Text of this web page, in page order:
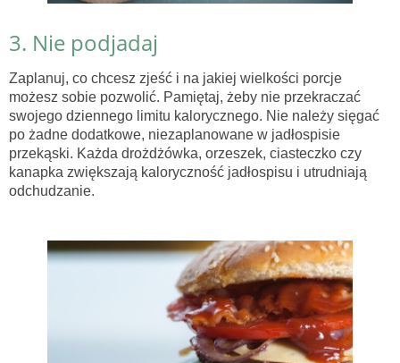
3. Nie podjadaj
Zaplanuj, co chcesz zjeść i na jakiej wielkości porcje
możesz sobie pozwolić. Pamiętaj, żeby nie przekraczać
swojego dziennego limitu kalorycznego. Nie należy sięgać
po żadne dodatkowe, niezaplanowane w jadłospisie
przekąski. Każda drożdżówka, orzeszek, ciasteczko czy
kanapka zwiększają kaloryczność jadłospisu i utrudniają
odchudzanie.